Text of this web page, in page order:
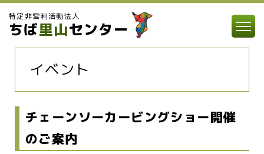
特定非営利活動法人
ちば里山センター
イベント
チェーンソーカービングショー開催
のご案内